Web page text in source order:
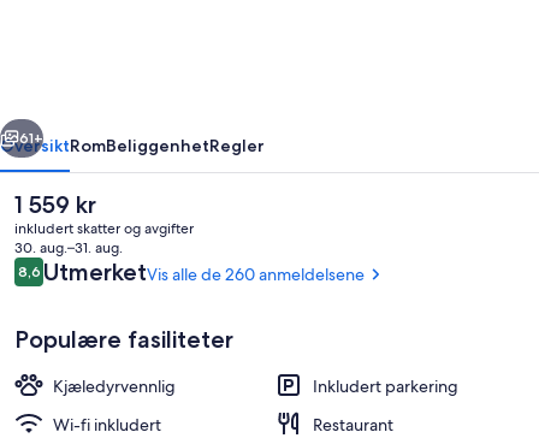
Eksteriør
Neste
61+
OversiktRomBeliggenhetRegler
Den
nåværende
prisen
er
1 559 kr
1 559 kr
inkludert skatter og avgifter
30. aug.–31. aug.
Anmeldelser
8,68,6 av 10 –
UtmerketVis alle de 260 anmeldelsene
Populære fasiliteter
Kjæledyrvennlig
Inkludert parkering
Wi-fi inkludert
Restaurant